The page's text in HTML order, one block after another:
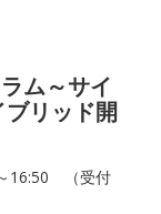
ム～サイ
リッド開
16:50 （受付